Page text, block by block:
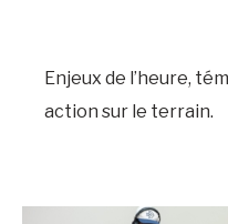
Enjeux de l’heure,
action sur le terrain.